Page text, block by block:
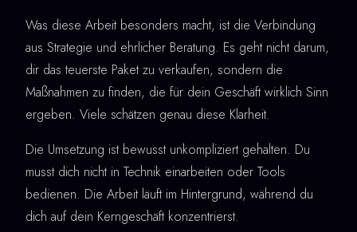
Was diese Arbeit besonders macht, ist die Verbindung
aus Strategie und ehrlicher Beratung. Es geht nicht darum,
dir das teuerste Paket zu verkaufen, sondern die
Maßnahmen zu finden, die für dein Geschäft wirklich Sinn
ergeben. Viele schätzen genau diese Klarheit.
Die Umsetzung ist bewusst unkompliziert gehalten. Du
musst dich nicht in Technik einarbeiten oder Tools
bedienen. Die Arbeit läuft im Hintergrund, während du
dich auf dein Kerngeschäft konzentrierst.